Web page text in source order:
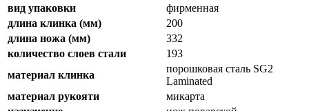
вид упаковки
фирменная
длина клинка (мм)
200
длина ножа (мм)
332
количество слоев стали
193
материал клинка
порошковая сталь SG2
Laminated
материал рукояти
микарта